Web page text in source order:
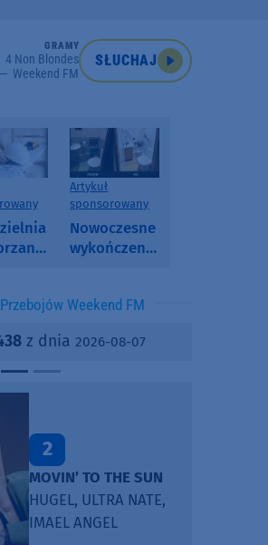
GRAMY
4 Non Blondes
Weekend FM
SŁUCHAJ
o
Artykuł
sponsorowany
Nowoczesne
wykończenia
SPC, WPC i
kamienny
Weekend FM
z dnia 2026-08-07
2
MOVIN’ TO THE SUN
HUGEL, ULTRA NATE,
IMAEL ANGEL